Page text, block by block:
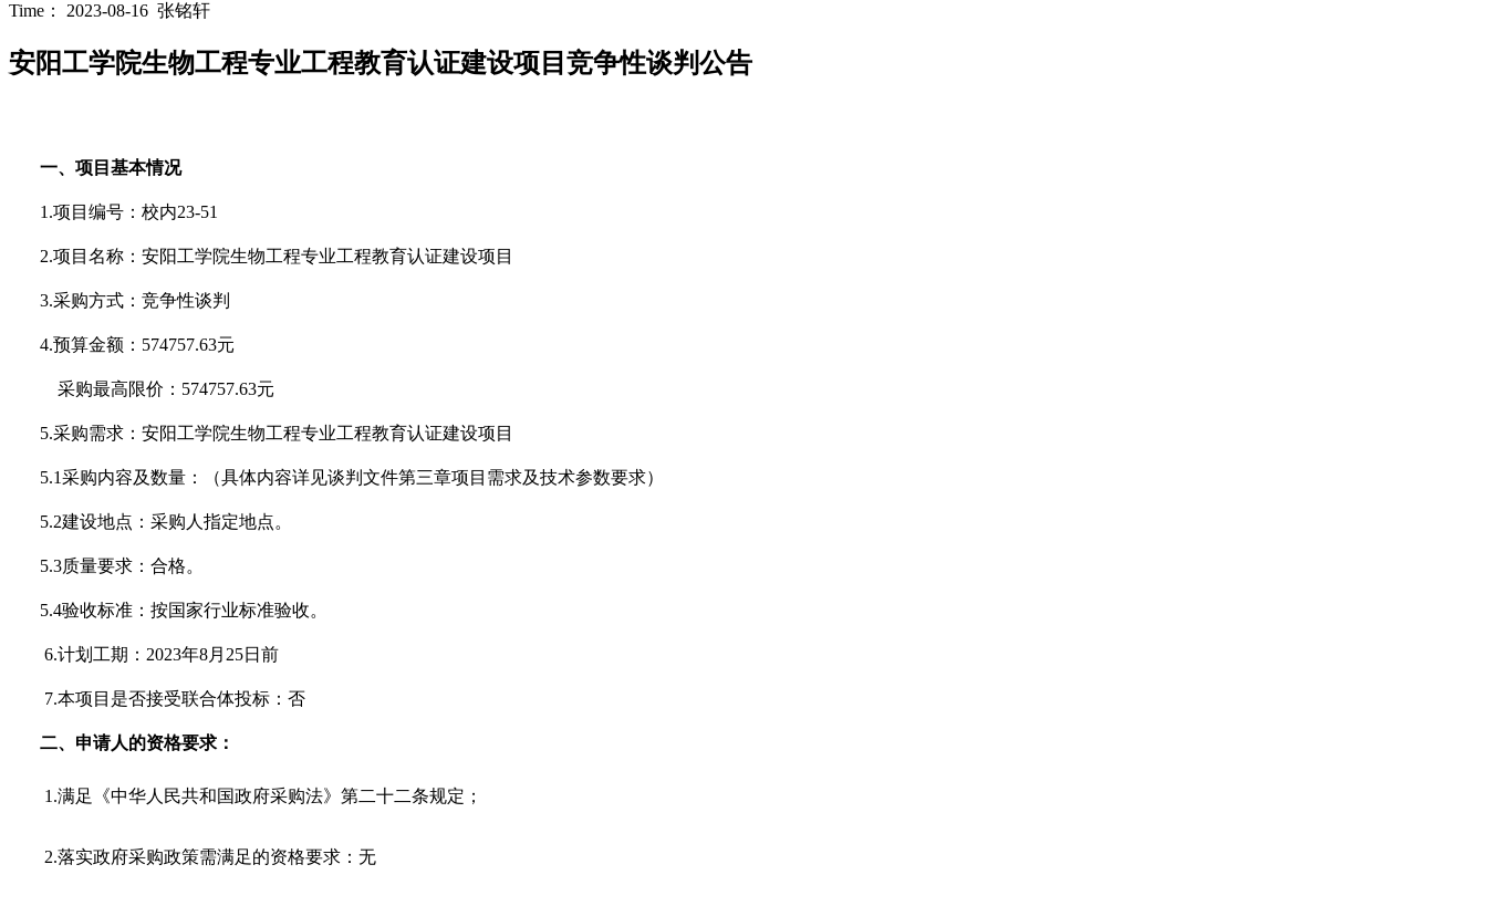
Time： 2023-08-16 张铭轩
安阳工学院生物工程专业工程教育认证建设项目竞争性谈判公告
一、项目基本情况
1.项目编号： 校内23-51
2.项目名称： 安阳工学院生物工程专业工程教育认证建设项目
3.采购方式：竞争性谈判
4.预算金额： 574757.63元
采购最高限价： 574757.63元
5.采购需求： 安阳工学院生物工程专业工程教育认证建设项目
5.1采购内容及数量：（具体内容详见谈判文件第三章项目需求及技术参数要求）
5.2建设地点：采购人指定地点。
5.3质量要求：合格。
5.4验收标准：按国家行业标准验收。
6.计划工期： 2023年8月25日前
7.本项目是否接受联合体投标：否
二、申请人的资格要求：
1.满足《中华人民共和国政府采购法》第二十二条规定；
2.落实政府采购政策需满足的资格要求：无